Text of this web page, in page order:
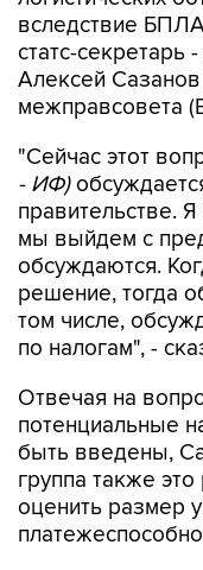
вследствие
статс-
Алексей Сазанов
межправсовета
"Сейчас этот
- ИФ)
правительстве.
мы выйдем с
обсуждаются.
решение, тогда
том числе,
по налогам", -
Отвечая на
потенциальные
быть введены,
группа также
оценить размер